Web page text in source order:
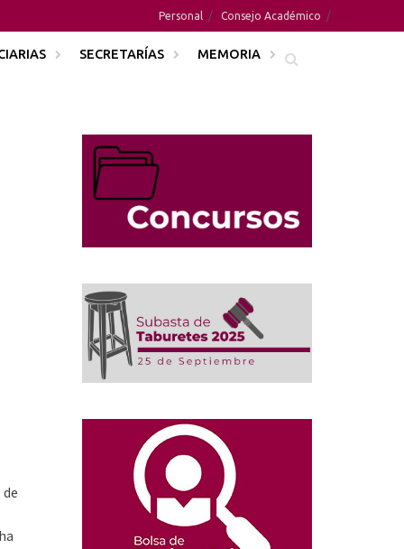
Personal Consejo Académico
SECRETARÍAS MEMORIA